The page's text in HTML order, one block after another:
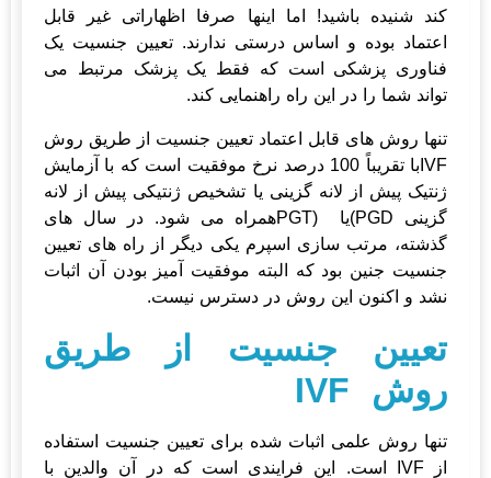
کند شنیده باشید! اما اینها صرفا اظهاراتی غیر قابل
اعتماد بوده و اساس درستی ندارند. تعیین جنسیت یک
فناوری پزشکی است که فقط یک پزشک مرتبط می
تواند شما را در این راه راهنمایی کند.
تنها روش های قابل اعتماد تعیین جنسیت از طریق روش
IVFبا تقریباً 100 درصد نرخ موفقیت است که با آزمایش
ژنتیک پیش از لانه گزینی یا تشخیص ژنتیکی پیش از لانه
گزینی PGD)یا (PGTهمراه می شود. در سال های
گذشته، مرتب سازی اسپرم یکی دیگر از راه های تعیین
جنسیت جنین بود که البته موفقیت آمیز بودن آن اثبات
نشد و اکنون این روش در دسترس نیست.
تعیین جنسیت از طریق
روش IVF
تنها روش علمی اثبات شده برای تعیین جنسیت استفاده
از IVF است. این فرایندی است که در آن والدین با